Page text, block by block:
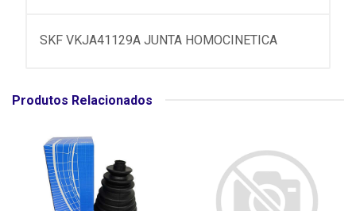
SKF VKJA41129A JUNTA HOMOCINETICA
Produtos Relacionados